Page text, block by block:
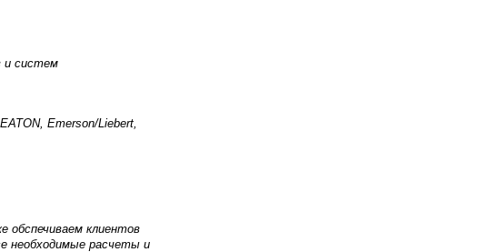
и систем
Emerson/Liebert,
обспечиваем клиентов
необходимые расчеты и